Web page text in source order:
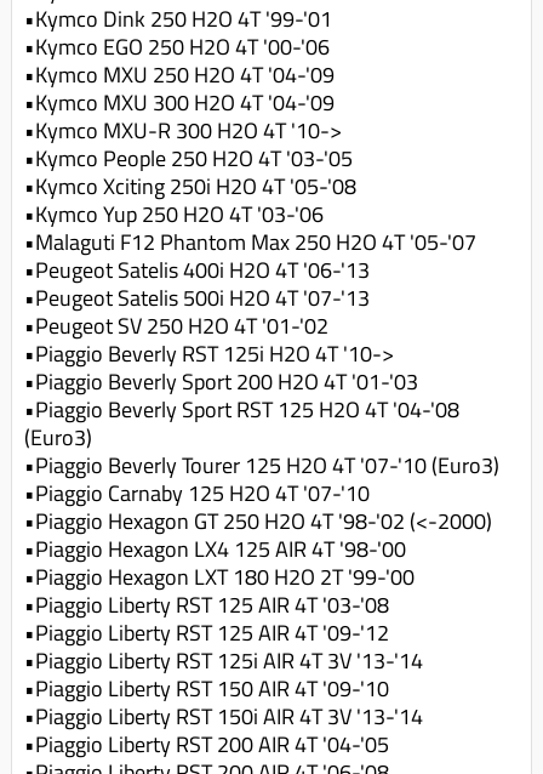
•Kymco Dink 250 H2O 4T '99-'01
•Kymco EGO 250 H2O 4T '00-'06
•Kymco MXU 250 H2O 4T '04-'09
•Kymco MXU 300 H2O 4T '04-'09
•Kymco MXU-R 300 H2O 4T '10->
•Kymco People 250 H2O 4T '03-'05
•Kymco Xciting 250i H2O 4T '05-'08
•Kymco Yup 250 H2O 4T '03-'06
•Malaguti F12 Phantom Max 250 H2O 4T '05-'07
•Peugeot Satelis 400i H2O 4T '06-'13
•Peugeot Satelis 500i H2O 4T '07-'13
•Peugeot SV 250 H2O 4T '01-'02
•Piaggio Beverly RST 125i H2O 4T '10->
•Piaggio Beverly Sport 200 H2O 4T '01-'03
•Piaggio Beverly Sport RST 125 H2O 4T '04-'08
(Euro3)
•Piaggio Beverly Tourer 125 H2O 4T '07-'10 (Euro3)
•Piaggio Carnaby 125 H2O 4T '07-'10
•Piaggio Hexagon GT 250 H2O 4T '98-'02 (<-2000)
•Piaggio Hexagon LX4 125 AIR 4T '98-'00
•Piaggio Hexagon LXT 180 H2O 2T '99-'00
•Piaggio Liberty RST 125 AIR 4T '03-'08
•Piaggio Liberty RST 125 AIR 4T '09-'12
•Piaggio Liberty RST 125i AIR 4T 3V '13-'14
•Piaggio Liberty RST 150 AIR 4T '09-'10
•Piaggio Liberty RST 150i AIR 4T 3V '13-'14
•Piaggio Liberty RST 200 AIR 4T '04-'05